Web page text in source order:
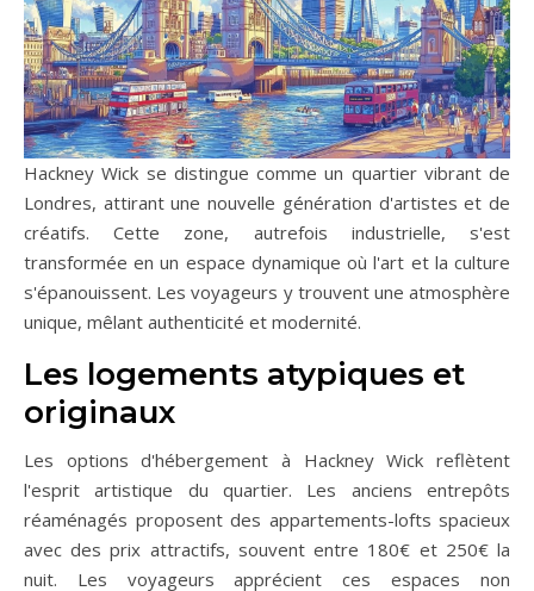
Hackney Wick se distingue comme un quartier vibrant de
Londres, attirant une nouvelle génération d'artistes et de
créatifs. Cette zone, autrefois industrielle, s'est
transformée en un espace dynamique où l'art et la culture
s'épanouissent. Les voyageurs y trouvent une atmosphère
unique, mêlant authenticité et modernité.
Les logements atypiques et
originaux
Les options d'hébergement à Hackney Wick reflètent
l'esprit artistique du quartier. Les anciens entrepôts
réaménagés proposent des appartements-lofts spacieux
avec des prix attractifs, souvent entre 180€ et 250€ la
nuit. Les voyageurs apprécient ces espaces non